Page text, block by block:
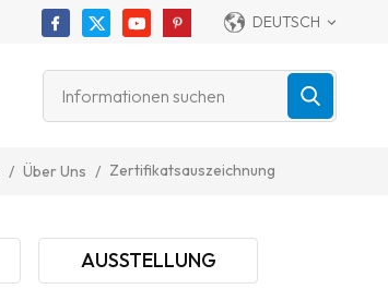
DEUTSCH
/ Über Uns / Zertifikatsauszeichnung
AUSSTELLUNG